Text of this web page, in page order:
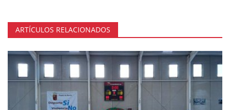
ARTÍCULOS RELACIONADOS